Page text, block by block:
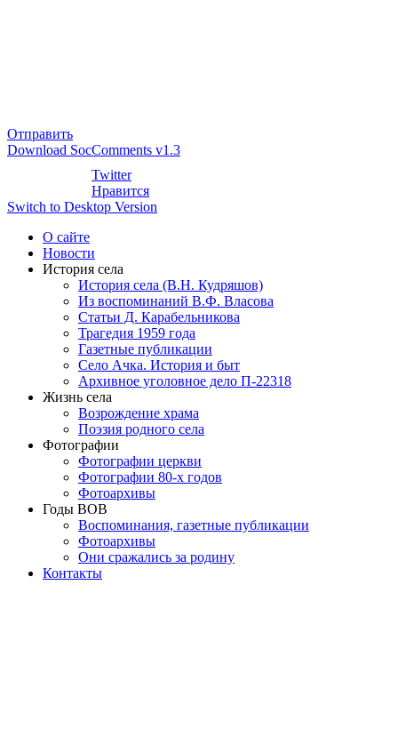
Отправить
Download SocComments v1.3
Twitter
Нравится
Switch to Desktop Version
О сайте
Новости
История села
История села (В.Н. Кудряшов)
Из воспоминаний В.Ф. Власова
Статьи Д. Карабельникова
Трагедия 1959 года
Газетные публикации
Село Ачка. История и быт
Архивное уголовное дело П-22318
Жизнь села
Возрождение храма
Поэзия родного села
Фотографии
Фотографии церкви
Фотографии 80-х годов
Фотоархивы
Годы ВОВ
Воспоминания, газетные публикации
Фотоархивы
Они сражались за родину
Контакты